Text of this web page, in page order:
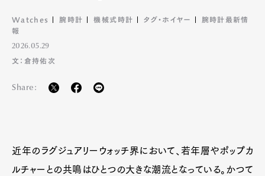
Watches 腕時計 機械式時計 タグ・ホイヤー
腕時計最新情
報
2026.05.29
文：倉持佑次
Share:
近年のラグジュアリーウォッチ界において、若年層やポップカ
ルチャーとの共鳴はひとつの大きな潮流となっている。かつて